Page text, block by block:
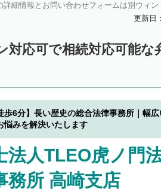
詳細情報とお問い合わせフォームは別ウィン
更新日
対応可で相続対応可能な
歩6分】長い歴史の総合法律事務所｜幅
悩みを解決いたします
法人TLEO虎ノ門
務所 高崎支店